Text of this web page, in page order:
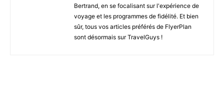
Bertrand, en se focalisant sur l'expérience de
voyage et les programmes de fidélité. Et bien
sûr, tous vos articles préférés de FlyerPlan
sont désormais sur TravelGuys !